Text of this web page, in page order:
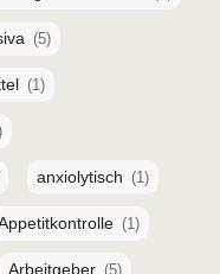
(5)
(1)
anxiolytisch (1)
(1)
Arbeitgeber (5)